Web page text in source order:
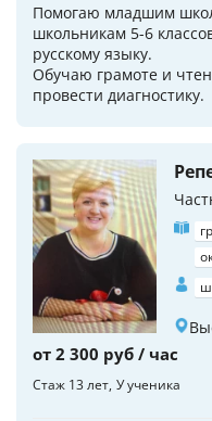
Помогаю младшим
школьникам 5-6
русскому языку.
Обучаю грамоте и
провести диагностику.
от 2 300 руб / час
Стаж 13 лет У ученика